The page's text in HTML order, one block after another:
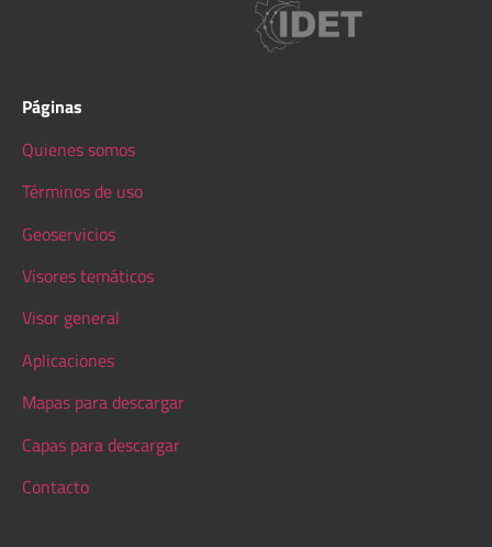
Páginas
Quienes somos
Términos de uso
Geoservicios
Visores temáticos
Visor general
Aplicaciones
Mapas para descargar
Capas para descargar
Contacto